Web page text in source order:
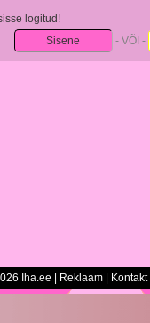
logitud!
Sisene
- VÕI -
Iha.ee | Reklaam| Kontakt|